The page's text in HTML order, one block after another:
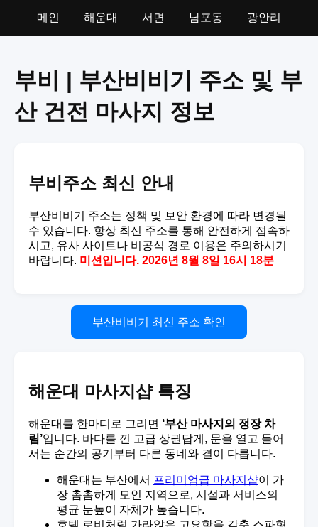
메인 해운대 서면 남포동 광안리
부비 | 부산비비기 주소 및 부
산 건전 마사지 정보
부비주소 최신 안내
부산비비기 주소는 정책 및 보안 환경에 따라 변경될
수 있습니다. 항상 최신 주소를 통해 안전하게 접속하
시고, 유사 사이트나 비공식 경로 이용은 주의하시기
바랍니다. 미션입니다. 2026년 8월 8일 16시 18분
부산비비기 최신 주소 확인
해운대 마사지샵 특징
해운대를 한마디로 그리면 ‘부산 마사지의 정장 차
림’입니다. 바다를 낀 고급 상권답게, 문을 열고 들어
서는 순간의 공기부터 다른 동네와 결이 다릅니다.
해운대는 부산에서 프리미엄급 마사지샵이 가
장 촘촘하게 모인 지역으로, 시설과 서비스의
평균 눈높이 자체가 높습니다.
호텔 로비처럼 가라앉은 고요함을 갖춘 스파형